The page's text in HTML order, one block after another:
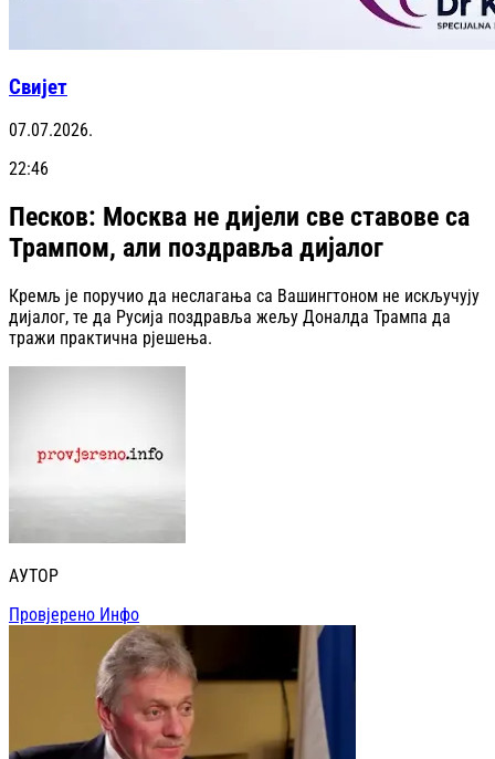
Свијет
07.07.2026.
22:46
Песков: Москва не дијели све ставове са
Трампом, али поздравља дијалог
Кремљ је поручио да неслагања са Вашингтоном не искључују
дијалог, те да Русија поздравља жељу Доналда Трампа да
тражи практична рјешења.
АУТОР
Провјерено Инфо